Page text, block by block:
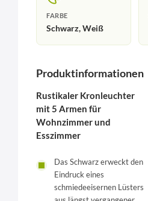
FARBE
Schwarz, Weiß
Produktinformationen
Rustikaler Kronleuchter
mit 5 Armen für
Wohnzimmer und
Esszimmer
Das Schwarz erweckt den
Eindruck eines
schmiedeeisernen Lüsters